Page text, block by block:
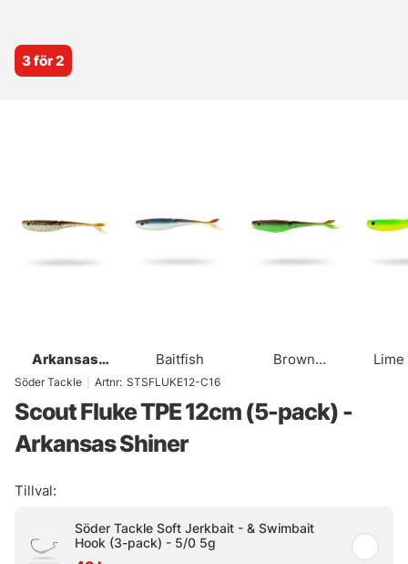
3 för 2
Arkansas
Shiner
Baitfish
Brown
Lime
Söder Tackle Artnr: STSFLUKE12-C16
Scout Fluke TPE 12cm (5-pack) -
Arkansas Shiner
Tillval:
Söder Tackle Soft Jerkbait - & Swimbait
Hook (3-pack) - 5/0 5g